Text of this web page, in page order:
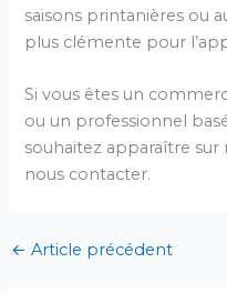
saisons printanières ou
plus clémente pour
Si vous êtes un
ou un professionnel
souhaitez apparaître sur
nous contacter.
← Article précédent